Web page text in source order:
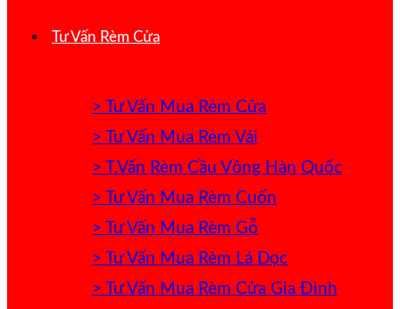
Tư Vấn Rèm Cửa
> Tư Vấn Mua Rèm Cửa
> Tư Vấn Mua Rèm Vải
> T.Vấn Rèm Cầu Vồng Hàn Quốc
> Tư Vấn Mua Rèm Cuốn
> Tư Vấn Mua Rèm Gỗ
> Tư Vấn Mua Rèm Lá Dọc
> Tư Vấn Mua Rèm Cửa Gia Đình